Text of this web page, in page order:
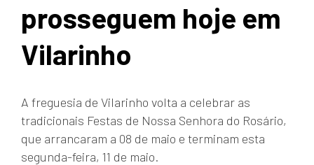
prosseguem hoje em
Vilarinho
A freguesia de Vilarinho volta a celebrar as
tradicionais Festas de Nossa Senhora do Rosário,
que arrancaram a 08 de maio e terminam esta
segunda-feira, 11 de maio.